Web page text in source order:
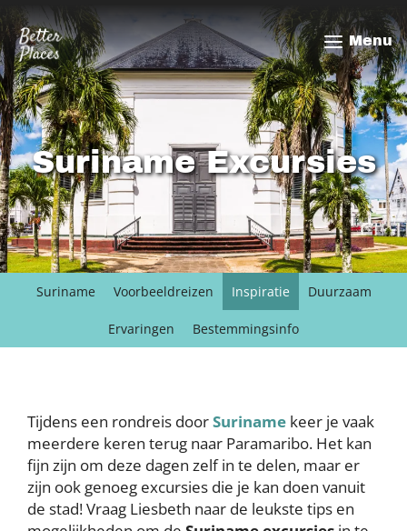
Overslaan
en
naar
de
inhoud
gaan
Suriname Excursies
Menu
Suriname Voorbeeldreizen Inspiratie Duurzaam
Ervaringen Bestemmingsinfo
Tijdens een rondreis doorSuriname keer je vaak
meerdere keren terug naar Paramaribo. Het kan
fijn zijn om deze dagen zelf in te delen, maar er
zijn ook genoeg excursies die je kan doen vanuit
de stad! Vraag Liesbeth naar de leukste tips en